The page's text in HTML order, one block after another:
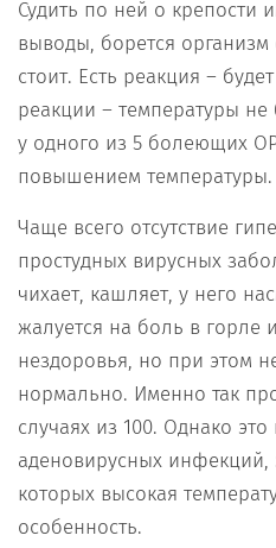
Судить по ней о крепости
выводы, борется
стоит. Есть реакция –
реакции – температуры не
у одного из 5 болеющих
повышением температуры.
Чаще всего отсутствие
простудных вирусных
чихает, кашляет, у него
жалуется на боль в
нездоровья, но при этом
нормально. Именно так
случаях из 100. Однако это
аденовирусных инфекций,
которых высокая
особенность.